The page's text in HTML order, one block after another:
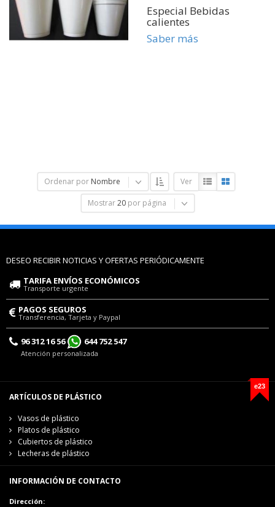
Especial Bebidas
calientes
Saber más
Ordenar por Nombre Ver
Mostrar 20 por página
DESEO RECIBIR NOTICIAS Y OFERTAS PERIÓDICAMENTE
TARIFA ENVÍOS ECONÓMICOS
Transporte urgente
PAGOS SEGUROS
Transferencia, Tarjeta y Paypal
96 312 16 56 644 752 547
Atención personalizada
e23
ARTÍCULOS DE PLÁSTICO
Vasos de plástico
Platos de plástico
Cubiertos de plástico
Lecheras de plástico
INFORMACIÓN DE CONTACTO
Dirección: